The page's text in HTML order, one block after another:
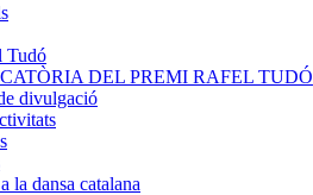
Tudó
DEL PREMI RAFEL TUDÓ
divulgació
la dansa catalana